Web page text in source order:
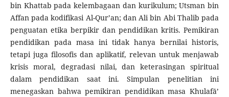
bin Khattab pada kelembagaan dan kurikulum; Utsman bin
Affan pada kodifikasi Al-Qur’an; dan Ali bin Abi Thalib pada
penguatan etika berpikir dan pendidikan kritis. Pemikiran
pendidikan pada masa ini tidak hanya bernilai historis,
tetapi juga filosofis dan aplikatif, relevan untuk menjawab
krisis moral, degradasi nilai, dan keterasingan spiritual
dalam pendidikan saat ini. Simpulan penelitian ini
menegaskan bahwa pemikiran pendidikan masa Khulafā’